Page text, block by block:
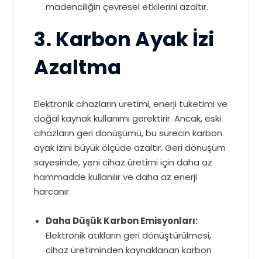
madenciliğin çevresel etkilerini azaltır.
3. Karbon Ayak İzi
Azaltma
Elektronik cihazların üretimi, enerji tüketimi ve
doğal kaynak kullanımı gerektirir. Ancak, eski
cihazların geri dönüşümü, bu sürecin karbon
ayak izini büyük ölçüde azaltır. Geri dönüşüm
sayesinde, yeni cihaz üretimi için daha az
hammadde kullanılır ve daha az enerji
harcanır.
Daha Düşük Karbon Emisyonları:
Elektronik atıkların geri dönüştürülmesi,
cihaz üretiminden kaynaklanan karbon